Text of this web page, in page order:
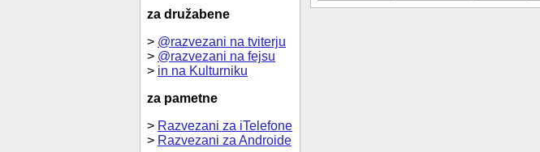
za družabene
> @razvezani na tviterju
> @razvezani na fejsu
> in na Kulturniku
za pametne
> Razvezani za iTelefone
> Razvezani za Androide